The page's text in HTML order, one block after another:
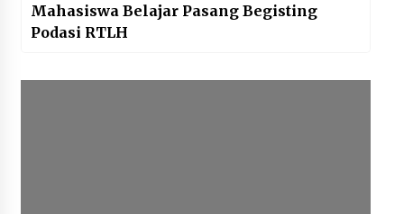
Mahasiswa Belajar Pasang Begisting
Podasi RTLH